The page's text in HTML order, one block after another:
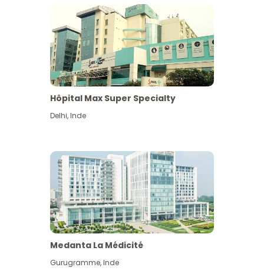
Hôpital Max Super Specialty
Delhi,Inde
Medanta La Médicité
Gurugramme,Inde